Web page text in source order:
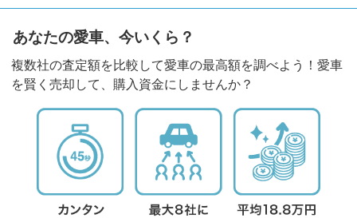
あなたの愛車、今いくら？
複数社の査定額を比較して愛車の最高額を調べよう！愛車
を賢く売却して、購入資金にしませんか？